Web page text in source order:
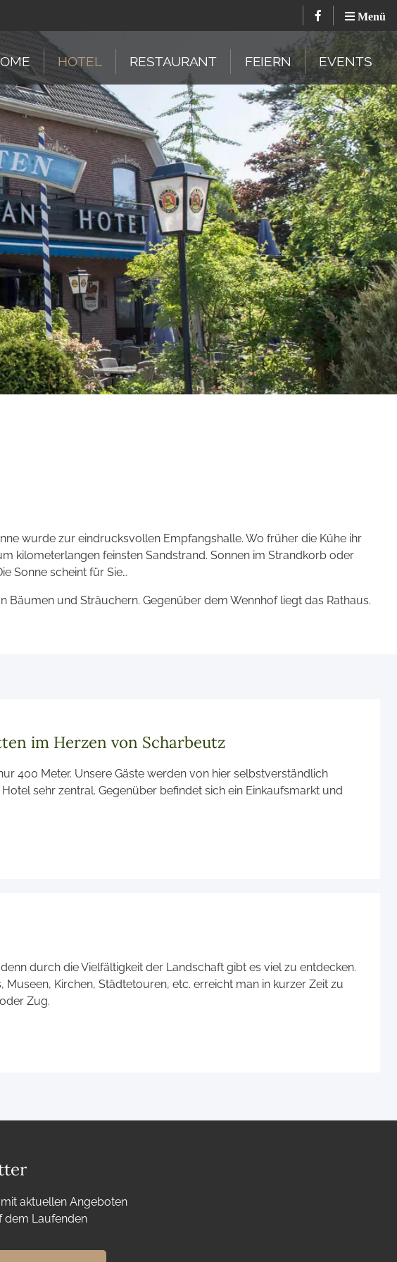
Menü
HOTEL RESTAURANT FEIERN EVENTS
wurde zur eindrucksvollen Empfangshalle. Wo früher die Kühe ihr
kilometerlangen feinsten Sandstrand. Sonnen im Strandkorb oder
Sonne scheint für Sie…
und Sträuchern. Gegenüber dem Wennhof liegt das Rathaus.
im Herzen von Scharbeutz
400 Meter. Unsere Gäste werden von hier selbstverständlich
sehr zentral. Gegenüber befindet sich ein Einkaufsmarkt und
durch die Vielfältigkeit der Landschaft gibt es viel zu entdecken.
Museen, Kirchen, Städtetouren, etc. erreicht man in kurzer Zeit zu
Zug.
aktuellen Angeboten
dem Laufenden